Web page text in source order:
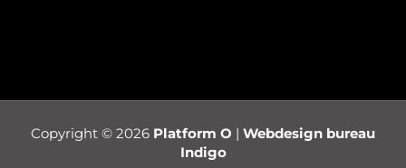
Copyright © 2026 Platform O | Webdesign bureau
Indigo